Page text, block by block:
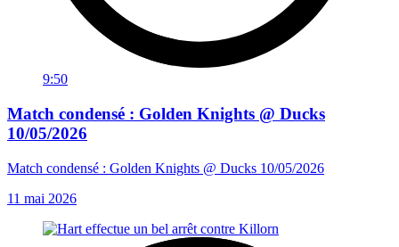
9:50
Match condensé : Golden Knights @ Ducks
10/05/2026
Match condensé : Golden Knights @ Ducks 10/05/2026
11 mai 2026